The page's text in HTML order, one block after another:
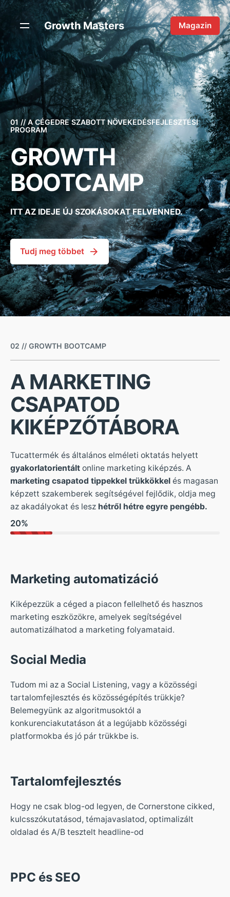
Skip
content
Growth Masters Magazin
01 // A CÉGEDRE SZABOTT NÖVEKEDÉSFEJLESZTÉSI
PROGRAM
GROWTH
BOOTCAMP
ITT AZ IDEJE ÚJ SZOKÁSOKAT FELVENNED.
Tudj meg többet
02 // GROWTH BOOTCAMP
A MARKETING
CSAPATOD
KIKÉPZŐTÁBORA
Tucattermék és általános elméleti oktatás helyett
gyakorlatorientált online marketing kiképzés. A
marketing csapatod tippekkel trükkökkel és magasan
képzett szakemberek segítségével fejlődik, oldja meg
az akadályokat és lesz hétről hétre egyre pengébb.
20%
Marketing automatizáció
Kiképezzük a céged a piacon fellelhető és hasznos
marketing eszközökre, amelyek segítségével
automatizálhatod a marketing folyamataid.
Social Media
Tudom mi az a Social Listening, vagy a közösségi
tartalomfejlesztés és közösségépítés trükkje?
Belemegyünk az algoritmusoktól a
konkurenciakutatáson át a legújabb közösségi
platformokba és jó pár trükkbe is.
Tartalomfejlesztés
Hogy ne csak blog-od legyen, de Cornerstone cikked,
kulcsszókutatásod, témajavaslatod, optimalizált
oldalad és A/B tesztelt headline-od
PPC és SEO